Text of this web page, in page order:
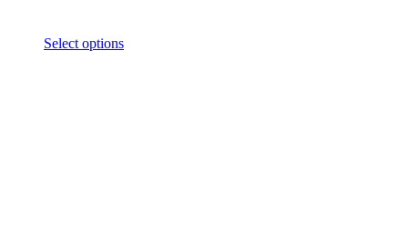
Select options